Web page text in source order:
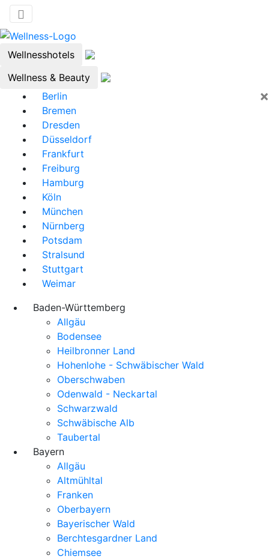
Wellnesshotels
Wellness & Beauty
×
Berlin
Bremen
Dresden
Düsseldorf
Frankfurt
Freiburg
Hamburg
Köln
München
Nürnberg
Potsdam
Stralsund
Stuttgart
Weimar
Baden-Württemberg
Allgäu
Bodensee
Heilbronner Land
Hohenlohe - Schwäbischer Wald
Oberschwaben
Odenwald - Neckartal
Schwarzwald
Schwäbische Alb
Taubertal
Bayern
Allgäu
Altmühltal
Franken
Oberbayern
Bayerischer Wald
Berchtesgardner Land
Chiemsee